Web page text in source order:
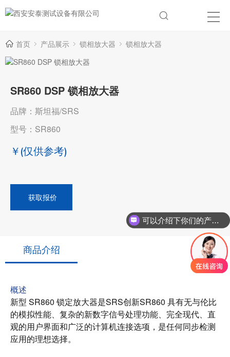
首页 产品展示 锁相放大器 锁相放大器
SR860 DSP 锁相放大器
品牌：斯坦福/SRS
型号：SR860
￥ (仅供参考)
获取报价
商品介绍
概述
新型 SR860 锁定放大器是SRS创新SR860 具有无与伦比
的模拟性能、复杂的新数字信号处理功能、完全现代、直
观的用户界面和广泛的计算机连接选项，是任何同步检测
应用的理想选择。
可以介绍下你们的产品么？